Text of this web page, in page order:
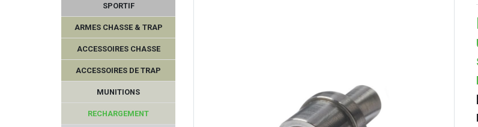
SPORTIF
ARMES CHASSE & TRAP
ACCESSOIRES CHASSE
ACCESSOIRES DE TRAP
MUNITIONS
RECHARGEMENT